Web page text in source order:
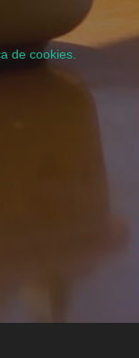
de cookies.